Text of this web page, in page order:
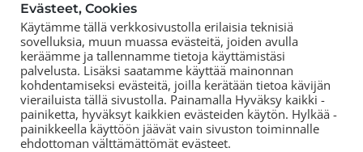
KK-PALOKONSULTTI OY on Suomen johtava
paloturvallisuuden asiantuntijatoimisto. Hyvä palotekninen
suunnittelu mahdollistaa merkittävät säästöt
rakennushankkeen kustannuksissa paloturvallisuudesta
tinkimättä. Alan paras osaaminen. Sujuva yhteistyö eri
osapuolten kanssa. Kilpailukykyinen hintataso. Tutkimme,
kehitämme ja viemme alaa aktiivisesti eteenpäin.
Evästeet, Cookies
Käytämme tällä verkkosivustolla erilaisia teknisiä
sovelluksia, muun muassa evästeitä, joiden avulla
keräämme ja tallennamme tietoja käyttämistäsi
palvelusta. Lisäksi saatamme käyttää mainonnan
kohdentamiseksi evästeitä, joilla kerätään tietoa kävijän
vierailuista tällä sivustolla. Painamalla Hyväksy kaikki -
painiketta, hyväksyt kaikkien evästeiden käytön. Hylkää -
painikkeella käyttöön jäävät vain sivuston toiminnalle
ehdottoman välttämättömät evästeet.